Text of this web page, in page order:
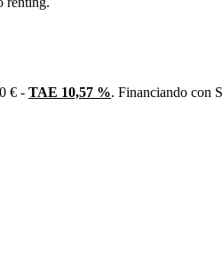
€ - TAE 10,57 %. Financiando con